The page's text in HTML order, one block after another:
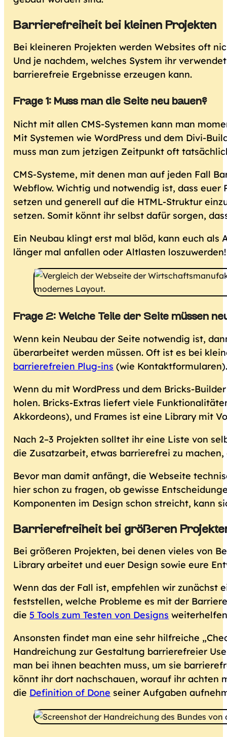
Barrierefreiheit bei kleinen Projekten
Bei kleineren Projekten werden Websites oft
Und je nachdem, welches System ihr
barrierefreie Ergebnisse erzeugen kann.
Frage 1: Muss man die Seite neu bauen?
Nicht mit allen CMS-Systemen kann man
Mit Systemen wie WordPress und dem Divi-
muss man zum jetzigen Zeitpunkt oft
CMS-Systeme, mit denen man auf jeden Fall
Webflow. Wichtig und notwendig ist, dass euer
setzen und generell auf die HTML-Struktur
setzen. Somit könnt ihr selbst dafür sorgen,
Ein Neubau klingt erst mal blöd, kann euch
länger mal anfallen oder Altlasten
Frage 2: Welche Teile der Seite müssen
Wenn kein Neubau der Seite notwendig ist,
überarbeitet werden müssen. Oft ist es bei
barrierefreien Plug-ins (wie
Wenn du mit WordPress und dem Bricks-
holen. Bricks-Extras liefert viele
Akkordeons), und Frames ist eine Library mit
Nach 2–3 Projekten solltet ihr eine Liste von
die Zusatzarbeit, etwas barrierefrei zu
Bevor man damit anfängt, die Webseite
hier schon zu fragen, ob gewisse
Komponenten im Design schon streicht, kann
Barrierefreiheit bei größeren
Bei größeren Projekten, bei denen vieles von
Library arbeitet und euer Design sowie eure
Wenn das der Fall ist, empfehlen wir zunächst
feststellen, welche Probleme es mit der
die 5 Tools zum Testen von Designs
Ansonsten findet man eine sehr hilfreiche
Handreichung zur Gestaltung barrierefreier
man bei ihnen beachten muss, um sie
könnt ihr dort nachschauen, worauf ihr achten
die Definition of Done seiner Aufgaben